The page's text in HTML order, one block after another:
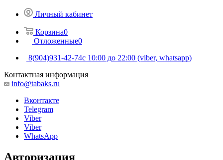
Личный кабинет
Корзина0
Отложенные0
8(904)931-42-74с 10:00 до 22:00 (viber, whatsapp)
Контактная информация
info@tabaks.ru
Вконтакте
Telegram
Viber
Viber
WhatsApp
Авторизация